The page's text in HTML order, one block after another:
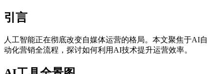
引言
人工智能正在彻底改变自媒体运营的格局。本文聚焦于AI自
动化营销全流程，探讨如何利用AI技术提升运营效率。